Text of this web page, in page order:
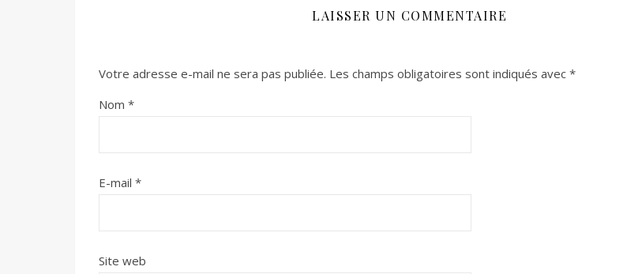
LAISSER UN COMMENTAIRE
Votre adresse e-mail ne sera pas publiée. Les champs obligatoires sont indiqués avec *
Nom *
E-mail *
Site web